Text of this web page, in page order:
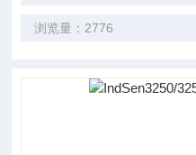
浏览量：2776